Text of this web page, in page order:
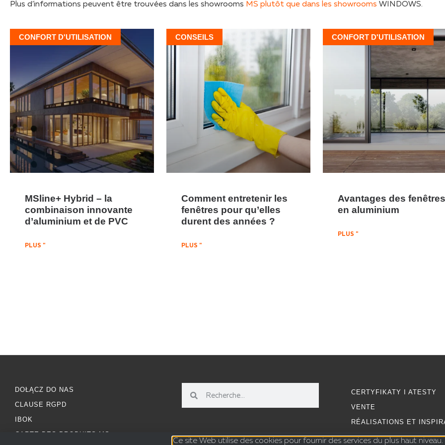
Plus d’informations peuvent être trouvées dans les showrooms MS plutôt que dans les showrooms WINDOWS.
CONFORT D'UTILISATION
MSline+ Hybrid – la
combinaison innovante
d’aluminium et de PVC
PLUS "
CONSEILS
Comment entretenir les
fenêtres pour qu’elles
durent des années ?
PLUS "
CONFORT D'UTILISATION
Avantages des fenêtres
en aluminium
PLUS "
DOŁĄCZ DO NAS
CLAUSE RGPD
IBOK
CARTE DES PRODUITS MS
CERTYFIKATY I ATESTY
VENTE
RÉALISATIONS ET
Ce site Web utilise des cookies pour fournir des services du plus haut